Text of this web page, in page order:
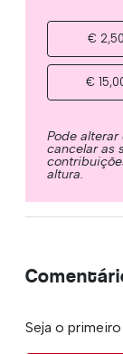
€
€
Pode alterar
cancelar as
altura.
Seja o